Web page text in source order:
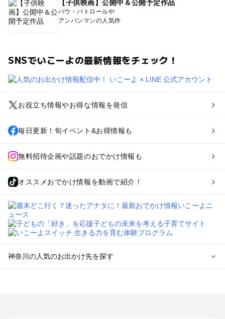
【子供映画】公開中＆公開予定作品
パウ・パトロールや
アンパンマンの人気作
SNSでいこーよの最新情報をチェック！
お役立ち情報やお得な情報を発信
毎日更新！旬イベント&お得情報も
無料招待企画や話題のおでかけ情報も
オススメおでかけ情報を動画で紹介！
神奈川の人気のお出かけ先を探す